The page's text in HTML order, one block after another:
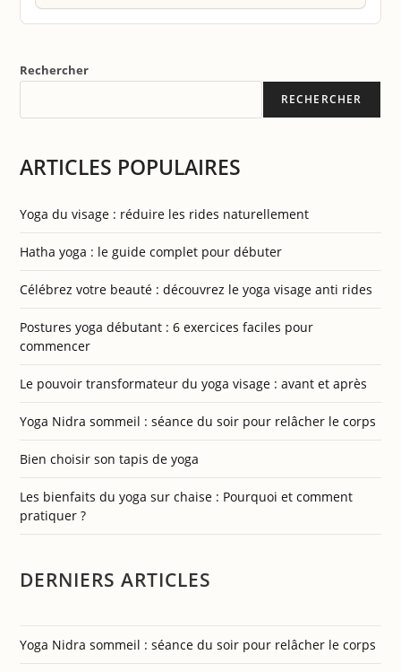
Rechercher
RECHERCHER
ARTICLES POPULAIRES
Yoga du visage : réduire les rides naturellement
Hatha yoga : le guide complet pour débuter
Célébrez votre beauté : découvrez le yoga visage anti rides
Postures yoga débutant : 6 exercices faciles pour
commencer
Le pouvoir transformateur du yoga visage : avant et après
Yoga Nidra sommeil : séance du soir pour relâcher le corps
Bien choisir son tapis de yoga
Les bienfaits du yoga sur chaise : Pourquoi et comment
pratiquer ?
DERNIERS ARTICLES
Yoga Nidra sommeil : séance du soir pour relâcher le corps